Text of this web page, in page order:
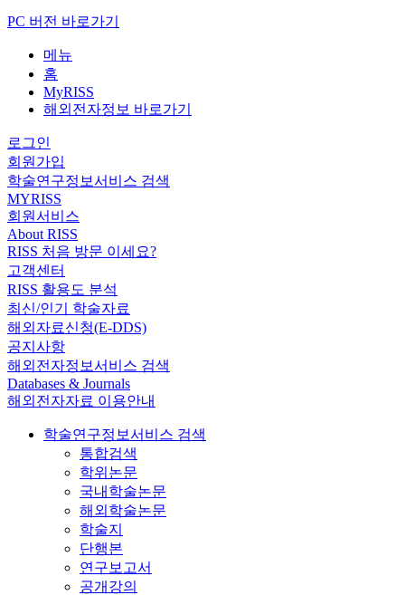
PC 버전 바로가기
메뉴
홈
MyRISS
해외전자정보 바로가기
로그인
회원가입
학술연구정보서비스 검색
MYRISS
회원서비스
About RISS
RISS 처음 방문 이세요?
고객센터
RISS 활용도 분석
최신/인기 학술자료
해외자료신청(E-DDS)
공지사항
해외전자정보서비스 검색
Databases & Journals
해외전자자료 이용안내
학술연구정보서비스 검색
통합검색
학위논문
국내학술논문
해외학술논문
학술지
단행본
연구보고서
공개강의